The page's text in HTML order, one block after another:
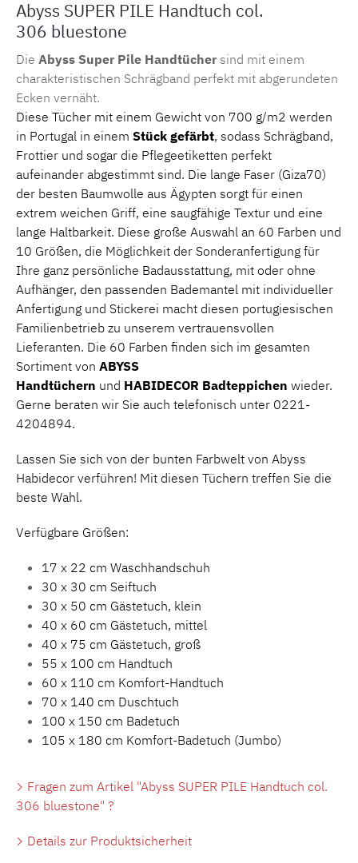
Abyss SUPER PILE Handtuch col.
306 bluestone
Die Abyss Super Pile Handtücher sind mit einem
charakteristischen Schrägband perfekt mit abgerundeten
Ecken vernäht.
Diese Tücher mit einem Gewicht von 700 g/m2 werden
in Portugal in einem Stück gefärbt, sodass Schrägband,
Frottier und sogar die Pflegeetiketten perfekt
aufeinander abgestimmt sind. Die lange Faser (Giza70)
der besten Baumwolle aus Ägypten sorgt für einen
extrem weichen Griff, eine saugfähige Textur und eine
lange Haltbarkeit. Diese große Auswahl an 60 Farben und
10 Größen, die Möglichkeit der Sonderanfertigung für
Ihre ganz persönliche Badausstattung, mit oder ohne
Aufhänger, den passenden Bademantel mit individueller
Anfertigung und Stickerei macht diesen portugiesischen
Familienbetrieb zu unserem vertrauensvollen
Lieferanten. Die 60 Farben finden sich im gesamten
Sortiment von ABYSS
Handtüchern und HABIDECOR Badteppichen wieder.
Gerne beraten wir Sie auch telefonisch unter 0221-
4204894.
Lassen Sie sich von der bunten Farbwelt von Abyss
Habidecor verführen! Mit diesen Tüchern treffen Sie die
beste Wahl.
Verfügbare Größen:
17 x 22 cm Waschhandschuh
30 x 30 cm Seiftuch
30 x 50 cm Gästetuch, klein
40 x 60 cm Gästetuch, mittel
40 x 75 cm Gästetuch, groß
55 x 100 cm Handtuch
60 x 110 cm Komfort-Handtuch
70 x 140 cm Duschtuch
100 x 150 cm Badetuch
105 x 180 cm Komfort-Badetuch (Jumbo)
Fragen zum Artikel "Abyss SUPER PILE Handtuch col.
306 bluestone" ?
Details zur Produktsicherheit